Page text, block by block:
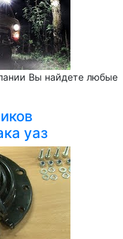
Вы найдете любые
уаз